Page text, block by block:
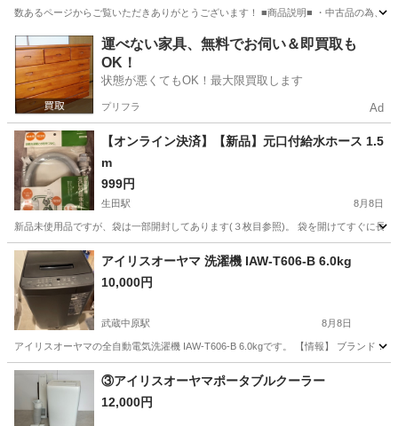
数あるページからご覧いただきありがとうございます！ ■商品説明■ ・中古品の為
神奈川 藤沢市 善行駅 キッチン家電
運べない家具、無料でお伺い＆即買取も
OK！
状態が悪くてもOK！最大限買取します
プリフラ Ad
【オンライン決済】【新品】元口付給水ホース 1.5
m
999円
生田駅 8月8日
新品未使用品ですが、袋は一部開封してあります(３枚目参照)。 袋を開けてすぐに長
神奈川 川崎市 生田駅 生活家電 ホース
アイリスオーヤマ 洗濯機 IAW-T606-B 6.0kg
10,000円
武蔵中原駅 8月8日
アイリスオーヤマの全自動電気洗濯機 IAW-T606-B 6.0kgです。 【情報】 ブランド：
神奈川 川崎市 武蔵中原駅 生活家電
③アイリスオーヤマポータブルクーラー
12,000円